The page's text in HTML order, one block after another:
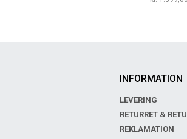
INFORMATION
LEVERING
RETURRET &
REKLAMATION